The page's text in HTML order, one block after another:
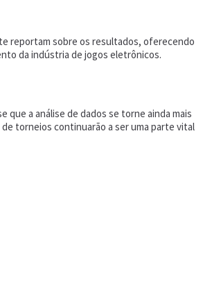
reportam sobre os resultados, oferecendo
da indústria de jogos eletrônicos.
a análise de dados se torne ainda mais
torneios continuarão a ser uma parte vital